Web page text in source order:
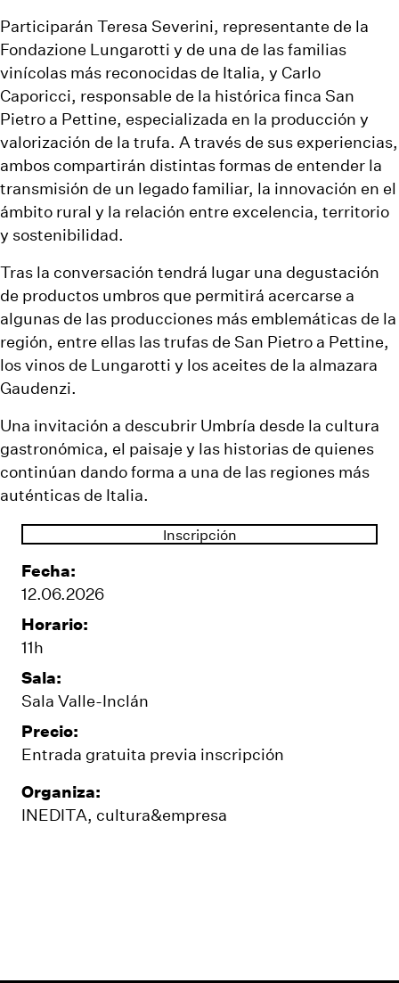
Participarán Teresa Severini, representante de la
Fondazione Lungarotti y de una de las familias
vinícolas más reconocidas de Italia, y Carlo
Caporicci, responsable de la histórica finca San
Pietro a Pettine, especializada en la producción y
valorización de la trufa. A través de sus experiencias,
ambos compartirán distintas formas de entender la
transmisión de un legado familiar, la innovación en el
ámbito rural y la relación entre excelencia, territorio
y sostenibilidad.
Tras la conversación tendrá lugar una degustación
de productos umbros que permitirá acercarse a
algunas de las producciones más emblemáticas de la
región, entre ellas las trufas de San Pietro a Pettine,
los vinos de Lungarotti y los aceites de la almazara
Gaudenzi.
Una invitación a descubrir Umbría desde la cultura
gastronómica, el paisaje y las historias de quienes
continúan dando forma a una de las regiones más
auténticas de Italia.
Inscripción
Fecha:
12.06.2026
Horario:
11h
Sala:
Sala Valle-Inclán
Precio:
Entrada gratuita previa inscripción
Organiza:
INEDITA, cultura&empresa